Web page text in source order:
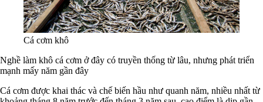
Cá cơm khô
Nghề làm khô cá cơm ở đây có truyền thống từ lâu, nhưng phát triển
mạnh mấy năm gần đây
Cá cơm được khai thác và chế biến hầu như quanh năm, nhiều nhất từ